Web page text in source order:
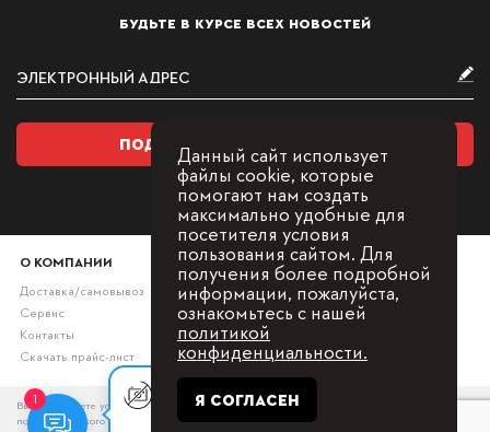
БУДЬТЕ В КУРСЕ ВСЕХ НОВОСТЕЙ
ПОДПИСАТЬСЯ НА РАССЫЛКУ
О КОМПАНИИ
Доставка/самовывоз
Сервис
Контакты
Скачать прайс-лист
Вы принимаете условия политики в отношении обработки персональных данных и
пользовательского соглашения каждый раз, когда оставляете свои данные в любой форме
1
Оставьте заявку, мы с Вами
свяжемся для
Данный сайт использует
файлы cookie, которые
помогают нам создать
максимально удобные для
посетителя условия
пользования сайтом. Для
получения более подробной
информации, пожалуйста,
ознакомьтесь с нашей
политикой
конфиденциальности.
Я СОГЛАСЕН